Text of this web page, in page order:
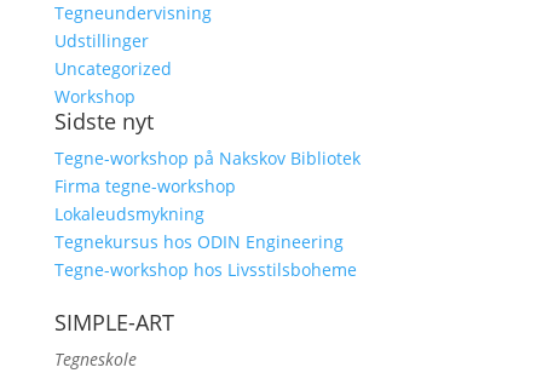
Tegneundervisning
Udstillinger
Uncategorized
Workshop
Sidste nyt
Tegne-workshop på Nakskov Bibliotek
Firma tegne-workshop
Lokaleudsmykning
Tegnekursus hos ODIN Engineering
Tegne-workshop hos Livsstilsboheme
SIMPLE-ART
Tegneskole